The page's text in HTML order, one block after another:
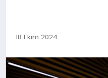
EKONOMI
MAGAZIN
18 Ekim 2024